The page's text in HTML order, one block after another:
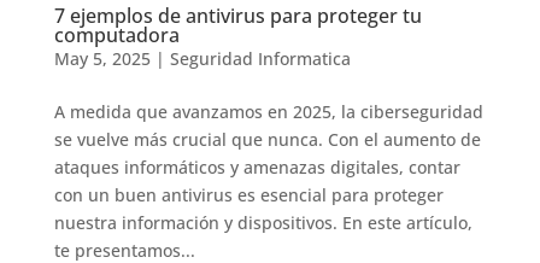
7 ejemplos de antivirus para proteger tu
computadora
May 5, 2025| Seguridad Informatica
A medida que avanzamos en 2025, la ciberseguridad
se vuelve más crucial que nunca. Con el aumento de
ataques informáticos y amenazas digitales, contar
con un buen antivirus es esencial para proteger
nuestra información y dispositivos. En este artículo,
te presentamos...